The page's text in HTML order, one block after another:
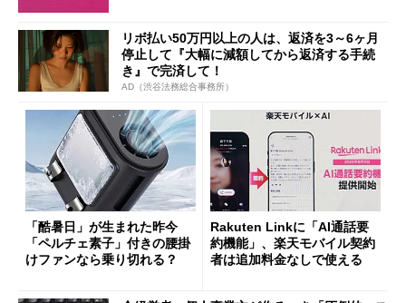
リボ払い50万円以上の人は、返済を3～6ヶ月
停止して『大幅に減額してから返済する手続
き』で完済して！
AD（渋谷法務総合事務所）
「酷暑日」が生まれた昨今
「ペルチェ素子」付きの腰掛
けファンなら乗り切れる？
Rakuten Linkに「AI通話要
約機能」、楽天モバイル契約
者は追加料金なしで使える